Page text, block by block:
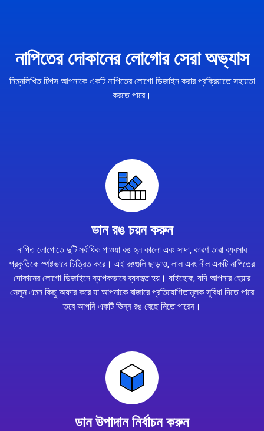
নাপিতের দোকানের লোগোর সেরা অভ্যাস
নিম্নলিখিত টিপস আপনাকে একটি নাপিতের লোগো ডিজাইন করার প্রক্রিয়াতে সহায়তা
করতে পারে।
ডান রঙ চয়ন করুন
নাপিত লোগোতে দুটি সর্বাধিক পাওয়া রঙ হল কালো এবং সাদা, কারণ তারা ব্যবসার
প্রকৃতিকে স্পষ্টভাবে চিত্রিত করে। এই রঙগুলি ছাড়াও, লাল এবং নীল একটি নাপিতের
দোকানের লোগো ডিজাইনে ব্যাপকভাবে ব্যবহৃত হয়। যাইহোক, যদি আপনার হেয়ার
সেলুন এমন কিছু অফার করে যা আপনাকে বাজারে প্রতিযোগিতামূলক সুবিধা দিতে পারে
তবে আপনি একটি ভিন্ন রঙ বেছে নিতে পারেন।
ডান উপাদান নির্বাচন করুন